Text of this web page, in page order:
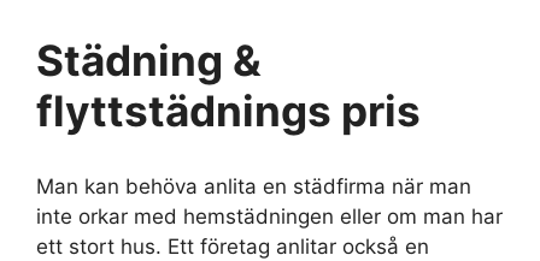
Städning &
flyttstädnings pris
Man kan behöva anlita en städfirma när man
inte orkar med hemstädningen eller om man har
ett stort hus. Ett företag anlitar också en